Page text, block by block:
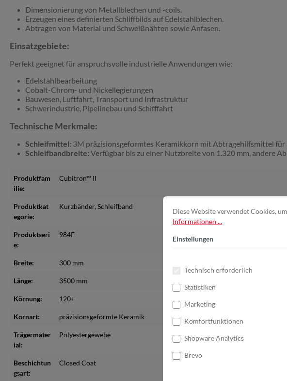
Dimensionierung von Metallblechen und -coils.
Erzeugen eines definierten Schliffbilds auf Edelstahlblechen.
Abtragen von Material und Schweißnähten sowie Anfasen.
Einsatzgebiete:
Perfekt geeignet für anspruchsvolle industrielle Anwendungen wie:
Edelstahlbearbeitung
Cobalt-Chrom- und Nickellegierungen
Bauwesen, Luftfahrt, Transport und Infrastruktur
Schwerindustrie, Pipelinebau und Schifffahrt
Technische Merkmale:
Schleifmittel: 3M präzisionsgeformtes Keramikkorn mit Abtragehilfsmittel für
Schleifbandbreite: Verfügbar bis zu einer Nutzbreite von 1.320 mm, andere
Produktfam
ilie:
Cubitron™ II
Produktkat
egorie:
Kurzbänder, Schleifband
Produktseri
e:
984F
Breite: 300 mm
Länge: 3500 mm
Körnung: 120+
Kornart: präzisionsgeformte Keramik
Trägermater
ial:
Polyestergewebe
Beschichtun
gsart:
Closed Coat
Diese Website verwendet Cookies,
Informationen ...
Einstellungen
Technisch erforderlich
Statistiken
Marketing
Komfortfunktionen
Shopware Analytics
Brevo